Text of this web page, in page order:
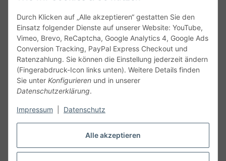
Alle akzeptieren
Durch Klicken auf „Alle akzeptieren“ gestatten Sie den
Einsatz folgender Dienste auf unserer Website: YouTube,
Vimeo, Brevo, ReCaptcha, Google Analytics 4, Google Ads
Conversion Tracking, PayPal Express Checkout und
Ratenzahlung. Sie können die Einstellung jederzeit ändern
(Fingerabdruck-Icon links unten). Weitere Details finden
Sie unter Konfigurieren und in unserer
Datenschutzerklärung.
Impressum Datenschutz
Service
Gesetzliche Informationen
Alle technischen Angaben ohne Gewähr. Irrtümer und fehlerhafte
Angaben vorbehalten. Wenn Sie Datenblätter oder spezielle
unseren Kundenservice. Abbildungen der Artikel können
Vertrag widerrufen